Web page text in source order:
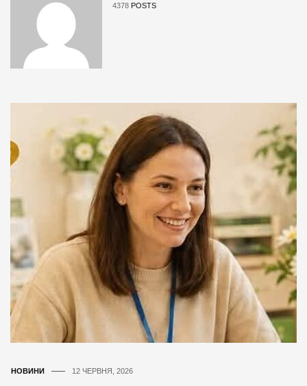
4378 POSTS
НОВИНИ 12 ЧЕРВНЯ, 2026